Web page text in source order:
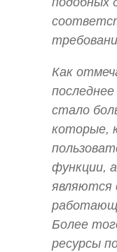
Как
стало
которые,
функции,
являются
Более
ресурсы